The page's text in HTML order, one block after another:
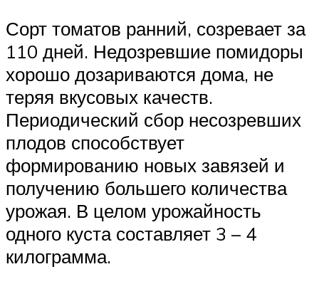
Сорт томатов ранний, созревает за
110 дней. Недозревшие помидоры
хорошо дозариваются дома, не
теряя вкусовых качеств.
Периодический сбор несозревших
плодов способствует
формированию новых завязей и
получению большего количества
урожая. В целом урожайность
одного куста составляет 3 – 4
килограмма.